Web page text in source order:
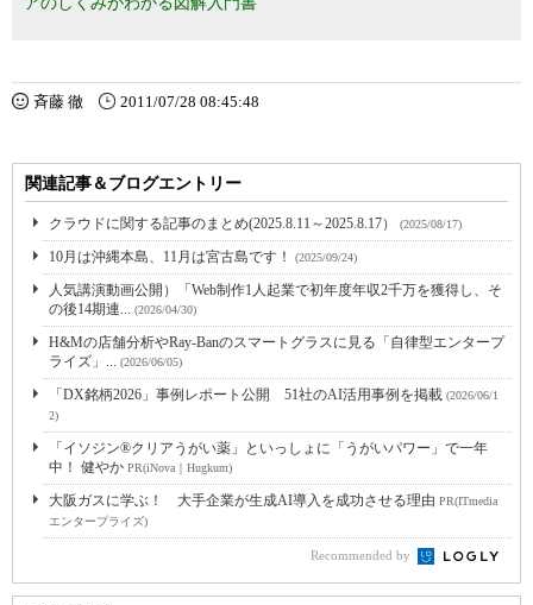
斉藤 徹 2011/07/28 08:45:48
関連記事＆ブログエントリー
クラウドに関する記事のまとめ(2025.8.11～2025.8.17） (2025/08/17)
10月は沖縄本島、11月は宮古島です！ (2025/09/24)
人気講演動画公開）「Web制作1人起業で初年度年収2千万を獲得し、そ
の後14期連... (2026/04/30)
H&Mの店舗分析やRay-Banのスマートグラスに見る「自律型エンタープ
ライズ」... (2026/06/05)
「DX銘柄2026」事例レポート公開 51社のAI活用事例を掲載 (2026/06/1
2)
「イソジン®クリアうがい薬」といっしょに「うがいパワー」で一年
中！ 健やか PR(iNova｜Hugkum)
大阪ガスに学ぶ！ 大手企業が生成AI導入を成功させる理由 PR(ITmedia
エンタープライズ)
Recommended by